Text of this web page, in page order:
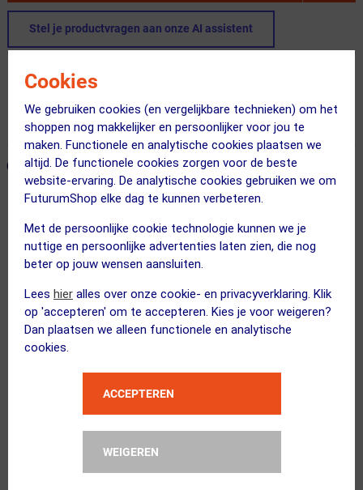
Cookies
We gebruiken cookies (en vergelijkbare technieken) om het
shoppen nog makkelijker en persoonlijker voor jou te
maken. Functionele en analytische cookies plaatsen we
altijd. De functionele cookies zorgen voor de beste
website-ervaring. De analytische cookies gebruiken we om
FuturumShop elke dag te kunnen verbeteren.
Met de persoonlijke cookie technologie kunnen we je
nuttige en persoonlijke advertenties laten zien, die nog
beter op jouw wensen aansluiten.
Lees hier alles over onze cookie- en privacyverklaring. Klik
op 'accepteren' om te accepteren. Kies je voor weigeren?
Dan plaatsen we alleen functionele en analytische
cookies.
ACCEPTEREN
WEIGEREN
Stel je productvragen aan onze AI assistent
Gratis bezorging & retourneren
365 dagen retourrecht
← Terug naar productnavigatie
ONZE AANBEVOLEN COMBINATIE
Gobik
Limited 6.0 K7 Fietsbroek Kort Zwar...
XTRA COOL Ondershirt Mouwloo...
Kies alternatief